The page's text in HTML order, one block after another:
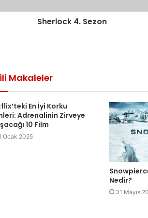
Sherlock 4. Sezon
Makaleler
En İyi Korku
Adrenalinin Zirveye
10 Film
Ocak 2025
Nedir?
31 Mayıs